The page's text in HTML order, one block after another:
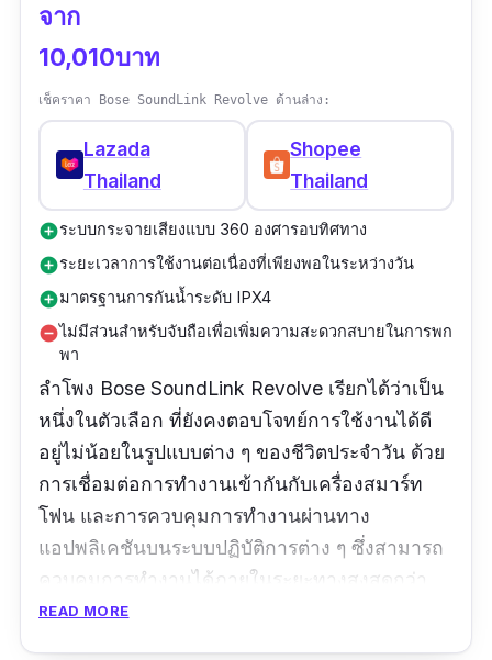
จาก
10,010บาท
เช็คราคา Bose SoundLink Revolve ด้านล่าง:
Lazada
Thailand
Shopee
Thailand
add_circleระบบกระจายเสียงแบบ 360 องศารอบทิศทาง
add_circleระยะเวลาการใช้งานต่อเนื่องที่เพียงพอในระหว่างวัน
add_circleมาตรฐานการกันน้ำระดับ IPX4
remove_circleไม่มีส่วนสำหรับจับถือเพื่อเพิ่มความสะดวกสบายในการพก
พา
ลำโพง Bose SoundLink Revolve เรียกได้ว่าเป็น
หนึ่งในตัวเลือก ที่ยังคงตอบโจทย์การใช้งานได้ดี
อยู่ไม่น้อยในรูปแบบต่าง ๆ ของชีวิตประจำวัน ด้วย
การเชื่อมต่อการทำงานเข้ากันกับเครื่องสมาร์ท
โฟน และการควบคุมการทำงานผ่านทาง
แอปพลิเคชันบนระบบปฏิบัติการต่าง ๆ ซึ่งสามารถ
ควบคุมการทำงานได้ภายในระยะทางสูงสุดกว่า
30 ฟุต ยิ่งไปกว่านั้นด้วยระบบการแสดงผลเสียงที่มี
READ MORE